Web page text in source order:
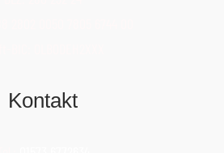
Kontakt